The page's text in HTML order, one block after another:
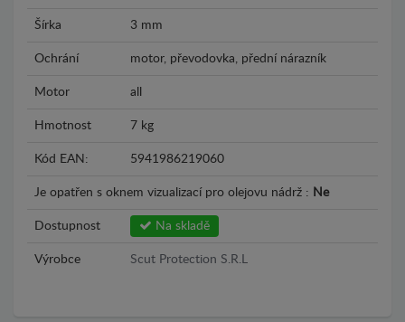
Šírka 3 mm
Ochrání motor, převodovka, přední nárazník
Motor all
Hmotnost 7 kg
Kód EAN: 5941986219060
Je opatřen s oknem vizualizací pro olejovu nádrž : Ne
Dostupnost Na skladě
Výrobce Scut Protection S.R.L